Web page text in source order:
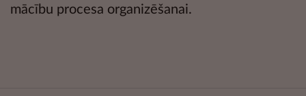
mācību procesa organizēšanai.